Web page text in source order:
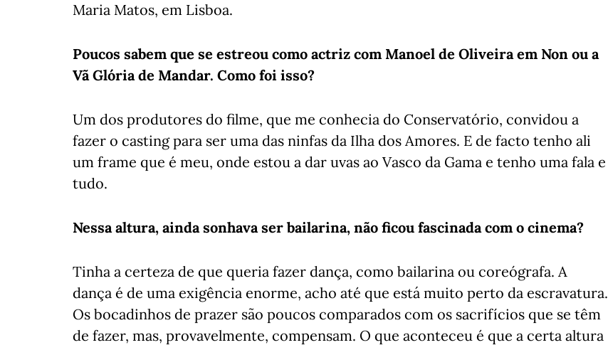
Maria Matos, em Lisboa.
Poucos sabem que se estreou como actriz com Manoel de Oliveira em Non ou a
Vã Glória de Mandar. Como foi isso?
Um dos produtores do filme, que me conhecia do Conservatório, convidou a
fazer o casting para ser uma das ninfas da Ilha dos Amores. E de facto tenho ali
um frame que é meu, onde estou a dar uvas ao Vasco da Gama e tenho uma fala e
tudo.
Nessa altura, ainda sonhava ser bailarina, não ficou fascinada com o cinema?
Tinha a certeza de que queria fazer dança, como bailarina ou coreógrafa. A
dança é de uma exigência enorme, acho até que está muito perto da escravatura.
Os bocadinhos de prazer são poucos comparados com os sacrifícios que se têm
de fazer, mas, provavelmente, compensam. O que aconteceu é que a certa altura